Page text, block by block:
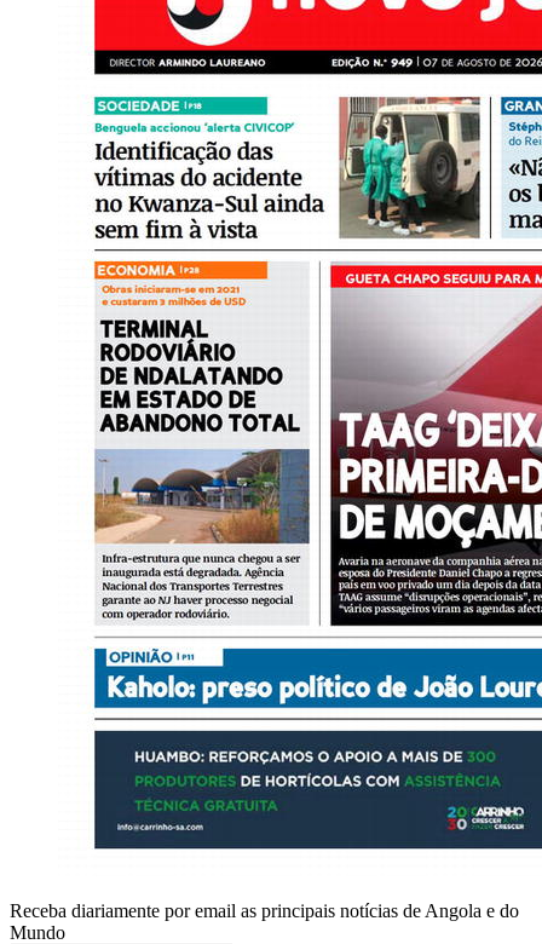
Receba diariamente por email as principais notícias de Angola e do
Mundo